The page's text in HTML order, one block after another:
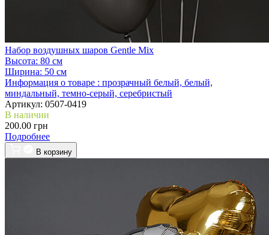
Набор воздушных шаров Gentle Mix
Высота: 80 см
Ширина: 50 см
Информация о товаре : прозрачный белый, белый,
миндальный, темно-серый, серебристый
Артикул: 0507-0419
В наличии
200.00 грн
Подробнее
В корзину